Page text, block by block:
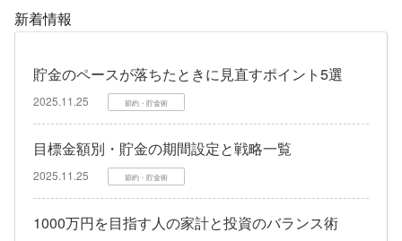
新着情報
貯金のペースが落ちたときに見直すポイント5選
2025.11.25 節約・貯金術
目標金額別・貯金の期間設定と戦略一覧
2025.11.25 節約・貯金術
1000万円を目指す人の家計と投資のバランス術